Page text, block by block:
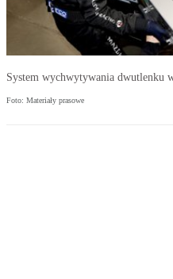
System wychwytywania dwutlenku
Foto: Materiały prasowe